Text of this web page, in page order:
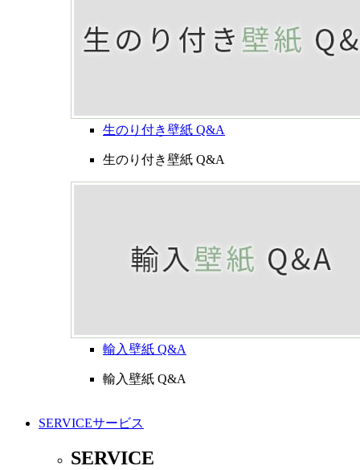
生のり付き壁紙 Q&A
生のり付き壁紙 Q&A
輸入壁紙 Q&A
輸入壁紙 Q&A
SERVICEサービス
SERVICE